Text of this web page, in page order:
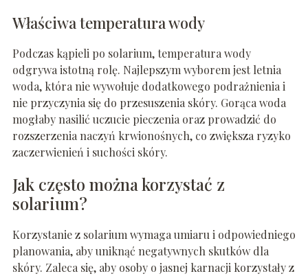
Właściwa temperatura wody
Podczas kąpieli po solarium, temperatura wody
odgrywa istotną rolę. Najlepszym wyborem jest letnia
woda, która nie wywołuje dodatkowego podrażnienia i
nie przyczynia się do przesuszenia skóry. Gorąca woda
mogłaby nasilić uczucie pieczenia oraz prowadzić do
rozszerzenia naczyń krwionośnych, co zwiększa ryzyko
zaczerwienień i suchości skóry.
Jak często można korzystać z
solarium?
Korzystanie z solarium wymaga umiaru i odpowiedniego
planowania, aby uniknąć negatywnych skutków dla
skóry. Zaleca się, aby osoby o jasnej karnacji korzystały z